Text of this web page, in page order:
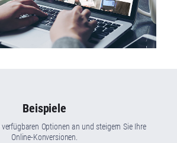
Beispiele
Optionen an und steigern Sie Ihre
Online-Konversionen.